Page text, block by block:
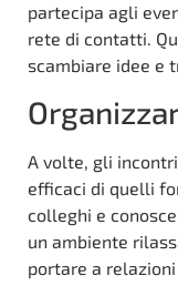
partecipa agli
rete di contatti.
scambiare idee e
A volte, gli
efficaci di quelli
colleghi e
un ambiente
portare a